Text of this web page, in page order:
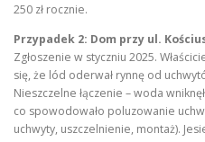
250 zł rocznie.
Przypadek 2: Dom przy ul.
Zgłoszenie w styczniu 2025.
się, że lód oderwał rynnę od
Nieszczelne łączenie – woda
co spowodowało poluzowanie
uchwyty, uszczelnienie, montaż).